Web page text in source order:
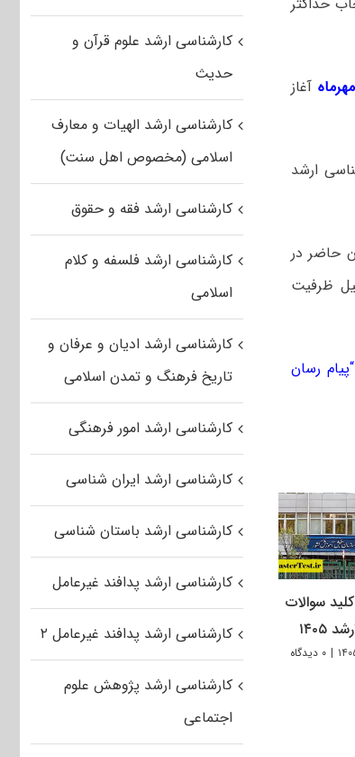
آغاز
ارشد
حاضر در
ظرفیت
“پیام رسان
سوالات
۱۴۰۵
| ۰ دیدگاه
کارشناسی ارشد علوم قرآن و
حدیث
کارشناسی ارشد الهیات و معارف
اسلامی (مخصوص اهل سنت)
کارشناسی ارشد فقه و حقوق
کارشناسی ارشد فلسفه و کلام
اسلامی
کارشناسی ارشد ادیان و عرفان و
تاریخ فرهنگ و تمدن اسلامی
کارشناسی ارشد امور فرهنگی
کارشناسی ارشد ایران شناسی
کارشناسی ارشد باستان شناسی
کارشناسی ارشد پدافند غیرعامل
کارشناسی ارشد پدافند غیرعامل ۲
کارشناسی ارشد پژوهش علوم
اجتماعی